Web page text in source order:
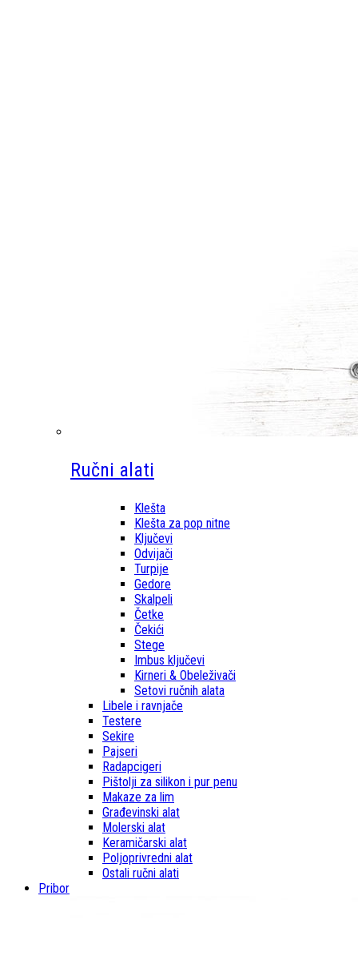
Ručni alati
Klešta
Klešta za pop nitne
Ključevi
Odvijači
Turpije
Gedore
Skalpeli
Četke
Čekići
Stege
Imbus ključevi
Kirneri & Obeleživači
Setovi ručnih alata
Libele i ravnjače
Testere
Sekire
Pajseri
Radapcigeri
Pištolji za silikon i pur penu
Makaze za lim
Građevinski alat
Molerski alat
Keramičarski alat
Poljoprivredni alat
Ostali ručni alati
Pribor